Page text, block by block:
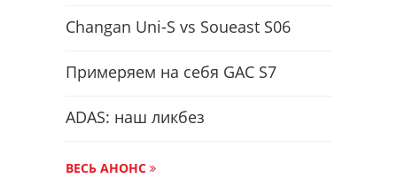
Changan Uni-S vs Soueast S06
Примеряем на себя GAC S7
ADAS: наш ликбез
ВЕСЬ АНОНС